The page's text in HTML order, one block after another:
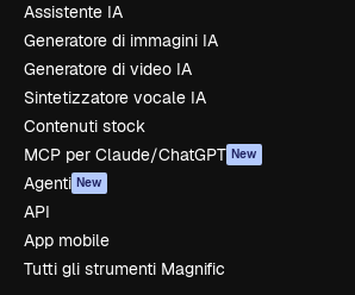
Assistente IA
Generatore di immagini IA
Generatore di video IA
Sintetizzatore vocale IA
Contenuti stock
MCP per Claude/ChatGPT New
Agenti New
API
App mobile
Tutti gli strumenti Magnific